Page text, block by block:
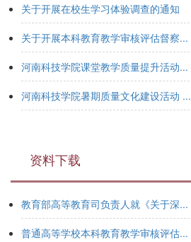
关于开展在校生学习体验调查的通知
关于开展本科教育教学审核评估督察...
河南科技学院课堂教学质量提升活动...
河南科技学院暑期质量文化建设活动 ...
资料下载
教育部高等教育司负责人就《关于深...
普通高等学校本科教育教学审核评估...